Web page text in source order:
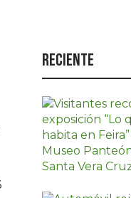
Reciente